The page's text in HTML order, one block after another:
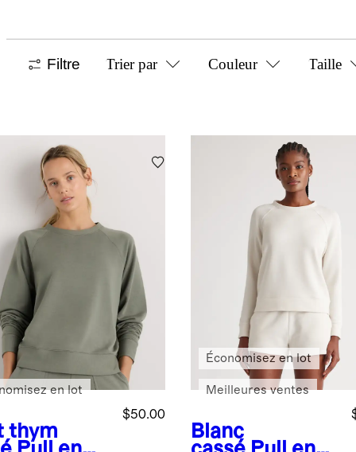
Filtre Trier par Couleur Taille
thym
$50.00
en lot
Blanc
Économisez en lot
Meilleures ventes